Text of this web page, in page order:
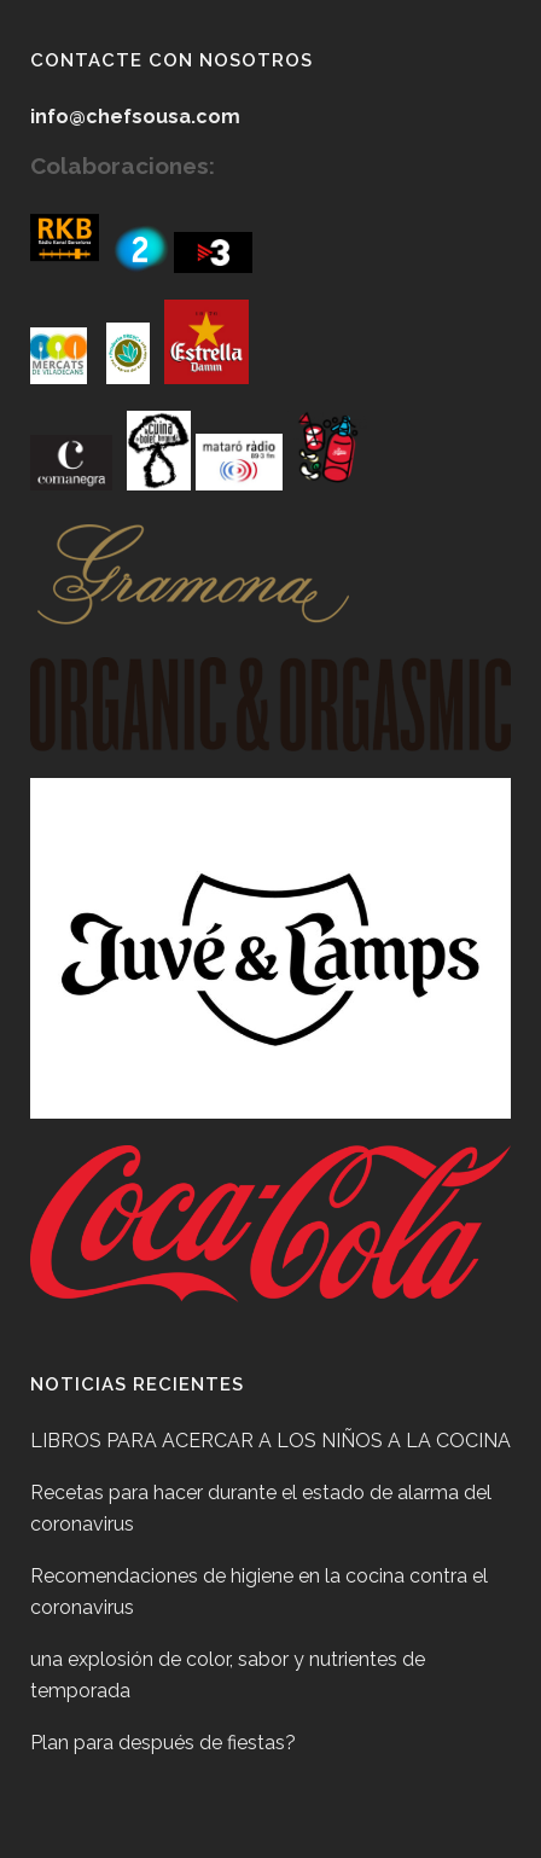
CONTACTE CON NOSOTROS
info@chefsousa.com
Colaboraciones:
NOTICIAS RECIENTES
LIBROS PARA ACERCAR A LOS NIÑOS A LA COCINA
Recetas para hacer durante el estado de alarma del
coronavirus
Recomendaciones de higiene en la cocina contra el
coronavirus
una explosión de color, sabor y nutrientes de
temporada
Plan para después de fiestas?